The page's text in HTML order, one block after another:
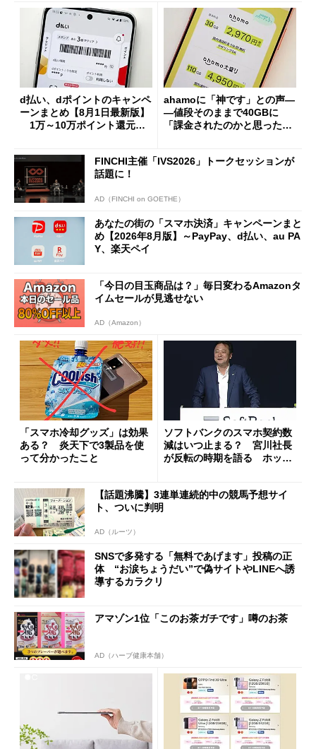
d払い、dポイントのキャンペ
ーンまとめ【8月1日最新版】
1万～10万ポイント還元の
ahamoに「神です」との声―
―値段そのままで40GBに
「課金されたのかと思った」
FINCHI主催「IVS2026」トークセッションが
話題に！
AD（FINCHI on GOETHE）
あなたの街の「スマホ決済」キャンペーンまと
め【2026年8月版】～PayPay、d払い、au PA
Y、楽天ペイ
「今日の目玉商品は？」毎日変わるAmazonタ
イムセールが見逃せない
AD（Amazon）
「スマホ冷却グッズ」は効果
ある？ 炎天下で3製品を使
って分かったこと
ソフトバンクのスマホ契約数
減はいつ止まる？ 宮川社長
が反転の時期を語る ホッピ
【話題沸騰】3連単連続的中の競馬予想サイ
ト、ついに判明
AD（ルーツ）
SNSで多発する「無料であげます」投稿の正
体 “お涙ちょうだい”で偽サイトやLINEへ誘
導するカラクリ
アマゾン1位「このお茶ガチです」噂のお茶
AD（ハーブ健康本舗）